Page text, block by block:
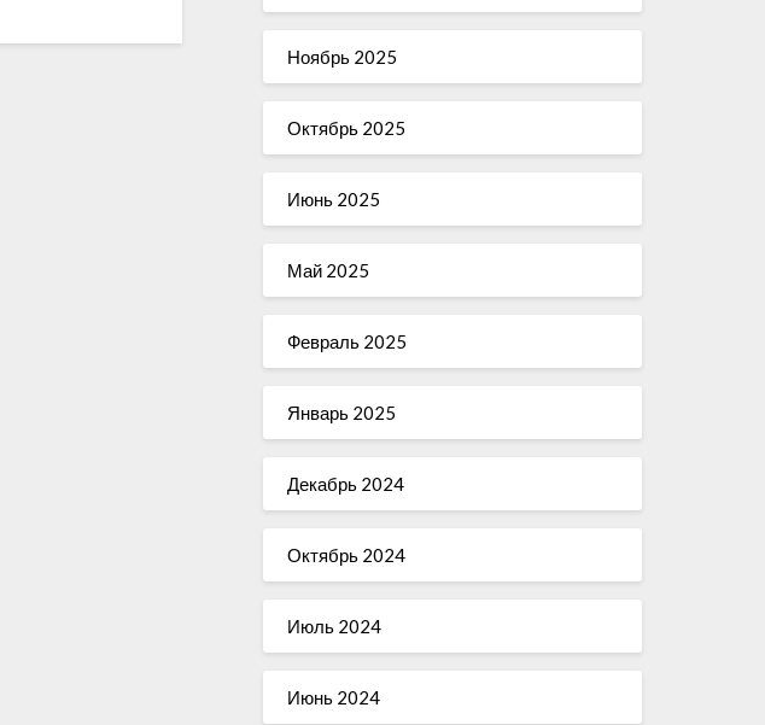
Ноябрь 2025
Октябрь 2025
Июнь 2025
Май 2025
Февраль 2025
Январь 2025
Декабрь 2024
Октябрь 2024
Июль 2024
Июнь 2024